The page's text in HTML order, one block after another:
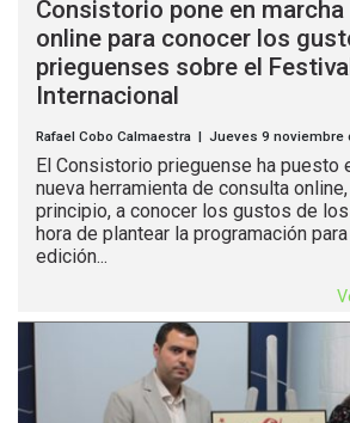
Consistorio pone en
online para conocer los
prieguenses sobre el
Internacional
Rafael Cobo Calmaestra | Jueves 9 noviembre
El Consistorio prieguense ha puesto
nueva herramienta de consulta
principio, a conocer los gustos de
hora de plantear la programación
edición...